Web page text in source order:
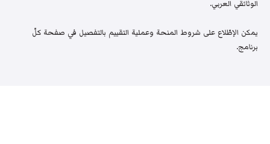
الوثائقي العربي.
يمكن الإطّلاع على شروط المنحة وعملية التقييم بالتفصيل في صفحة كلّ
برنامج.